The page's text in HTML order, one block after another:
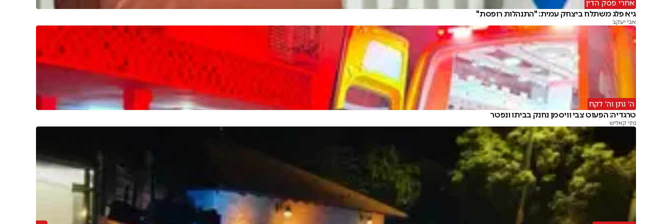
אחרי פסק הדין
גיא פלג משתלח ביצחק עמית: "התנהלות רופסת"
אבי יעקב
ה' נתן וה' לקח
טרגדיה: הפעוט צבי וויסמן נחנק בביתו ונפטר
נתי קאליש